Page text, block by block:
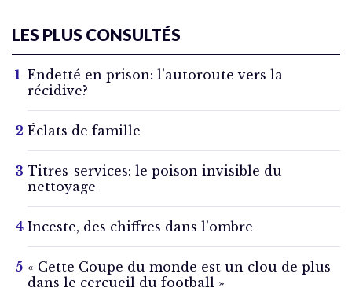
LES PLUS CONSULTÉS
Endetté en prison: l’autoroute vers la
récidive?
Éclats de famille
Titres-services: le poison invisible du
nettoyage
Inceste, des chiffres dans l’ombre
« Cette Coupe du monde est un clou de plus
dans le cercueil du football »